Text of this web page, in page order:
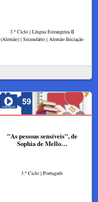
3.º Ciclo | Língua Estrangeira II
(Alemão) | Secundário | Alemão Iniciação
"As pessoas sensíveis", de
Sophia de Mello…
3.º Ciclo | Português